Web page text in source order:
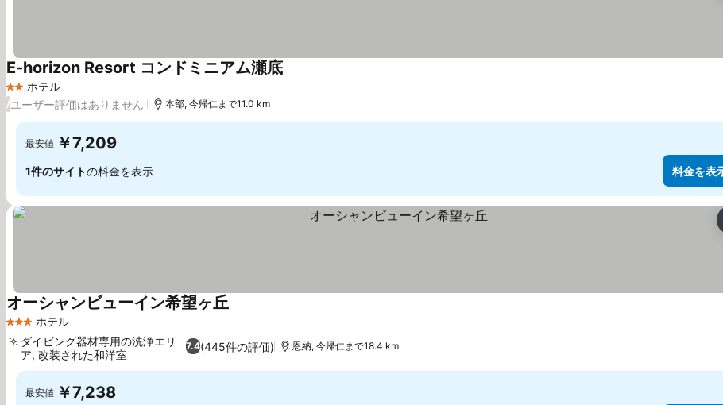
2 ホテルのランク
ホテル
E-horizon Resort コンドミニアム瀬底料金を表示
/ユーザー評価はありません 本部, 今帰仁まで11.0 km
最安値 ￥7,209
1件のサイトの料金を表示 料金を表
3 ホテルのランク
ホテル
オーシャンビューイン希望ヶ丘料金を表示
7.4(445件の評価)
ダイビング器材専用の洗浄エリ
ア, 改装された和洋室
恩納, 今帰仁まで18.4 km
最安値 ￥7,238